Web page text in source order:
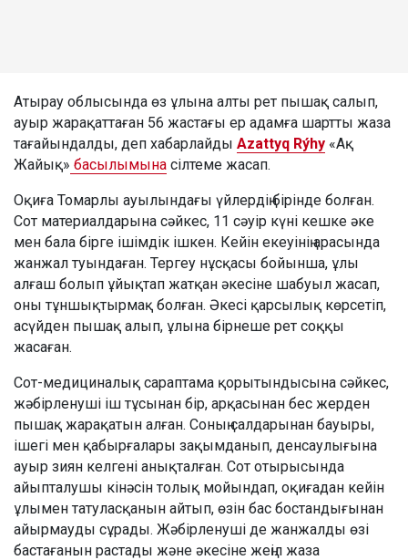
Атырау облысында өз ұлына алты рет пышақ салып,
ауыр жарақаттаған 56 жастағы ер адамға шартты жаза
тағайындалды, деп хабарлайды Azattyq Rýhy «Ақ
Жайық» басылымына сілтеме жасап.
Оқиға Томарлы ауылындағы үйлердің бірінде болған.
Сот материалдарына сәйкес, 11 сәуір күні кешке әке
мен бала бірге ішімдік ішкен. Кейін екеуінің арасында
жанжал туындаған. Тергеу нұсқасы бойынша, ұлы
алғаш болып ұйықтап жатқан әкесіне шабуыл жасап,
оны тұншықтырмақ болған. Әкесі қарсылық көрсетіп,
асүйден пышақ алып, ұлына бірнеше рет соққы
жасаған.
Сот-медициналық сараптама қорытындысына сәйкес,
жәбірленуші іш тұсынан бір, арқасынан бес жерден
пышақ жарақатын алған. Соның салдарынан бауыры,
ішегі мен қабырғалары зақымданып, денсаулығына
ауыр зиян келгені анықталған. Сот отырысында
айыпталушы кінәсін толық мойындап, оқиғадан кейін
ұлымен татуласқанын айтып, өзін бас бостандығынан
айырмауды сұрады. Жәбірленуші де жанжалды өзі
бастағанын растады және әкесіне жеңіл жаза